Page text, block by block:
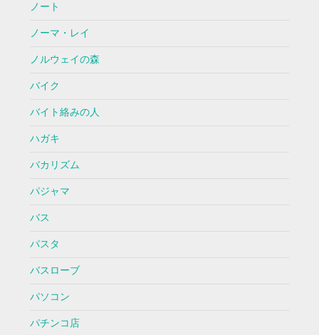
ノート
ノーマ・レイ
ノルウェイの森
バイク
バイト絡みの人
ハガキ
バカリズム
パジャマ
バス
パスタ
バスローブ
パソコン
パチンコ店